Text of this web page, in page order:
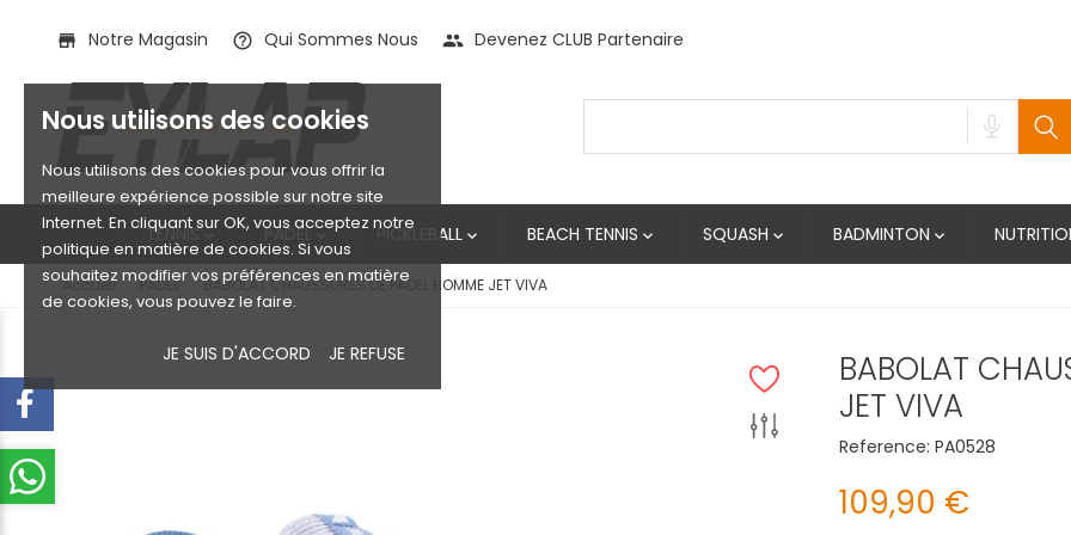
Nous utilisons des cookies
Nous utilisons des cookies pour vous offrir la
meilleure expérience possible sur notre site
Internet. En cliquant sur OK, vous acceptez notre
politique en matière de cookies. Si vous
souhaitez modifier vos préférences en matière
de cookies, vous pouvez le faire.
JE SUIS D'ACCORD JE REFUSE
store Notre Magasin help_outline Qui Sommes Nous people Devenez CLUB Partenaire
TENNIS PADEL PICKLEBALL  BEACH TENNIS  SQUASH  BADMINTON 
Accueil PADEL BABOLAT CHAUSSURES DE PADEL HOMME JET VIVA
BABOLAT
JET VIVA
Reference: PA0528
109,90 €